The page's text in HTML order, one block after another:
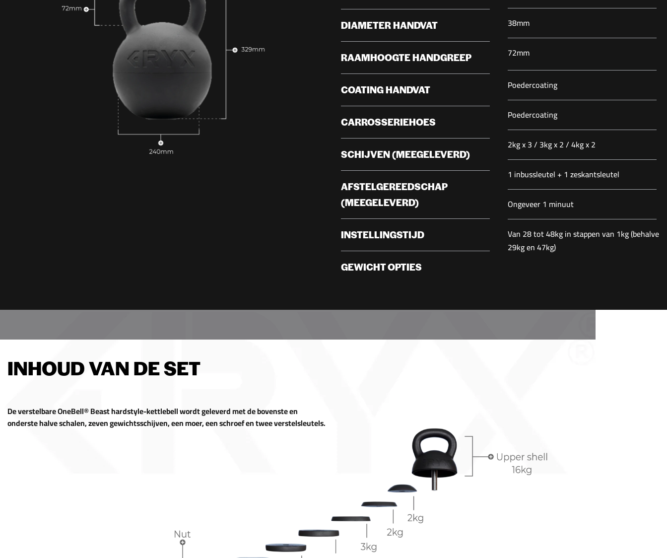
DIAMETER HANDVAT
RAAMHOOGTE HANDGREEP
COATING HANDVAT
CARROSSERIEHOES
SCHIJVEN (MEEGELEVERD)
AFSTELGEREEDSCHAP
(MEEGELEVERD)
INSTELLINGSTIJD
GEWICHT OPTIES
38mm
72mm
Poedercoating
Poedercoating
2kg x 3 / 3kg x 2 / 4kg x 2
1 inbussleutel + 1 zeskantsleutel
Ongeveer 1 minuut
Van 28 tot 48kg in stappen van 1kg (behalve
29kg en 47kg)
INHOUD VAN DE SET
De verstelbare OneBell® Beast hardstyle-kettlebell wordt geleverd met de bovenste en
onderste halve schalen, zeven gewichtsschijven, een moer, een schroef en twee verstelsleutels.